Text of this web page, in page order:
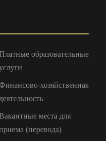
образовательные
хозяйственная
деятельность
места для
(перевода)